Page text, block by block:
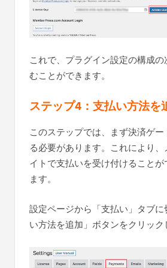
これで、プラグイン設定の構成
むことができます。
ステップ4：支払い方法を
このステップでは、まず決済ゲ
る必要があります。これにより
イトで支払いを受け付けることが
ます。
設定ページから「支払い」タブ
い方法を追加」ボタンをクリック